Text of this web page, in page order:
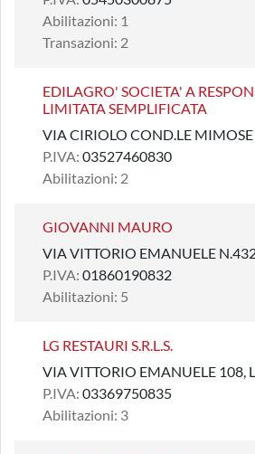
Abilitazioni: 1
Transazioni: 2
EDILAGRO' SOCIETA' A
LIMITATA SEMPLIFICATA
VIA CIRIOLO COND.LE
P.IVA: 03527460830
Abilitazioni: 2
GIOVANNI MAURO
VIA VITTORIO EMANUELE
P.IVA: 01860190832
Abilitazioni: 5
LG RESTAURI S.R.L.S.
VIA VITTORIO EMANUELE 108,
P.IVA: 03369750835
Abilitazioni: 3